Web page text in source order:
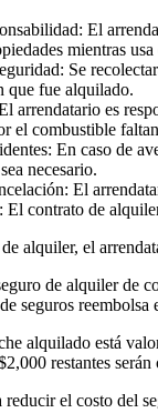
El
mientras
Se
que fue alquilado.
arrendatario es
el combustible
En caso de
necesario.
El
contrato de
alquiler, el
de alquiler de
seguros
alquilado está
restantes
el costo del